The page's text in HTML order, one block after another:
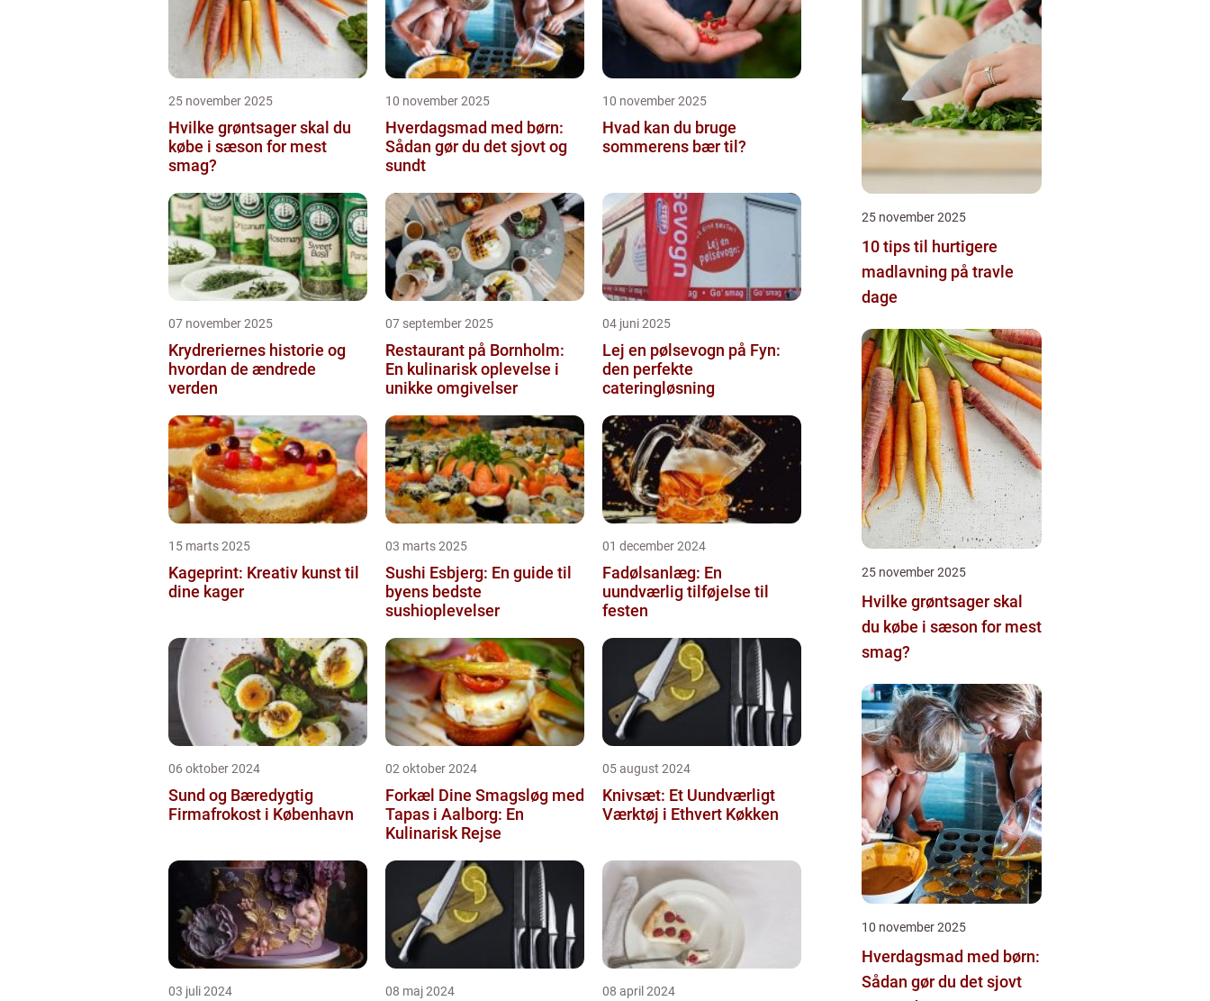
25 november 2025
Hvilke grøntsager skal du
købe i sæson for mest
smag?
10 november 2025
Hverdagsmad med børn:
Sådan gør du det sjovt og
sundt
10 november 2025
Hvad kan du bruge
sommerens bær til?
07 november 2025
Krydreriernes historie og
hvordan de ændrede
verden
07 september 2025
Restaurant på Bornholm:
En kulinarisk oplevelse i
unikke omgivelser
04 juni 2025
Lej en pølsevogn på Fyn:
den perfekte
cateringløsning
15 marts 2025
Kageprint: Kreativ kunst til
dine kager
03 marts 2025
Sushi Esbjerg: En guide til
byens bedste
sushioplevelser
01 december 2024
Fadølsanlæg: En
uundværlig tilføjelse til
festen
06 oktober 2024
Sund og Bæredygtig
Firmafrokost i København
02 oktober 2024
Forkæl Dine Smagsløg med
Tapas i Aalborg: En
Kulinarisk Rejse
05 august 2024
Knivsæt: Et Uundværligt
Værktøj i Ethvert Køkken
03 juli 2024 08 maj 2024 08 april 2024
25 november 2025
10 tips til hurtigere
madlavning på travle
dage
25 november 2025
Hvilke grøntsager skal
du købe i sæson for mest
smag?
10 november 2025
Hverdagsmad med børn:
Sådan gør du det sjovt